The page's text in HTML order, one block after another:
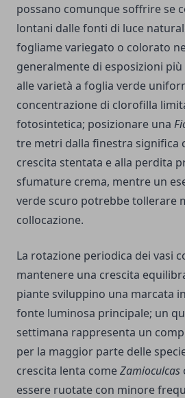
possano comunque soffrire se
lontani dalle fonti di luce
fogliame variegato o colorato
generalmente di esposizioni
alle varietà a foglia verde
concentrazione di clorofilla
fotosintetica; posizionare una
tre metri dalla finestra significa
crescita stentata e alla perdita
sfumature crema, mentre un
verde scuro potrebbe tollerare
collocazione.
La rotazione periodica dei vasi
mantenere una crescita
piante sviluppino una marcata
fonte luminosa principale; un
settimana rappresenta un
per la maggior parte delle
crescita lenta comeZamioculcas
essere ruotate con minore